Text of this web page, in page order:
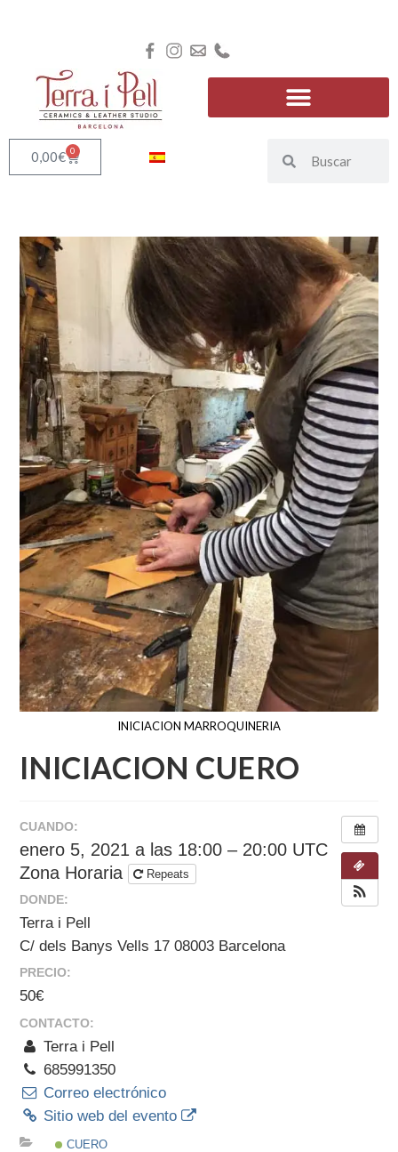
0,00€ 0
INICIACION MARROQUINERIA
INICIACION CUERO
CUANDO:
enero 5, 2021 a las 18:00 – 20:00 UTC
Zona Horaria
Repeats
DONDE:
Terra i Pell
C/ dels Banys Vells 17 08003 Barcelona
PRECIO:
50€
CONTACTO:
Terra i Pell
685991350
Correo electrónico
Sitio web del evento
CUERO